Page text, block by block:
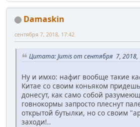
Damaskin
сентября 7, 2018, 17:42
Цитата: Jumis от сентября 7, 2018,
Ну и имхо: нафиг вообще такие
Китае со своим коньяком
донесут, как само собой
говнокормы запросто плеснут
открытой бутылки, но со своим
заходи!..